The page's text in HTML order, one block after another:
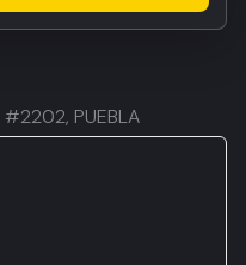
PUEBLA